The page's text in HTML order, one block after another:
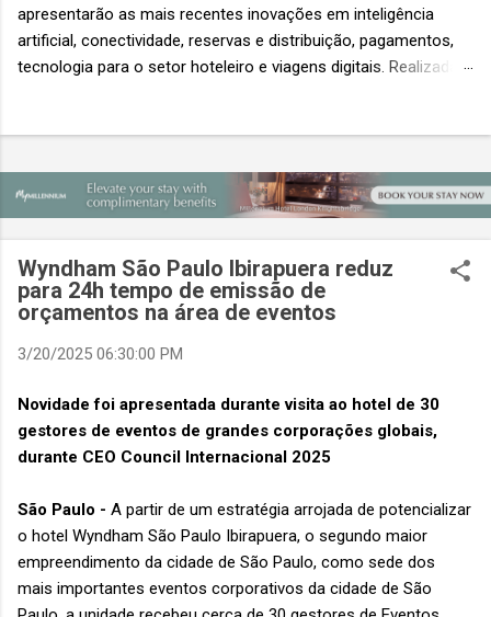
apresentarão as mais recentes inovações em inteligência
artificial, conectividade, reservas e distribuição, pagamentos,
tecnologia para o setor hoteleiro e viagens digitais. Realizada
podem acessar os três eventos simultâneos A Travel Tech
Asia 2026 retorna de 21 a 23 de outubro de 2026 no Sands
compradores para explorar as inovações que moldam o futuro
das viagens. O evento também contará com a presença de
importantes nomes do setor e debates sobre as principais
tendências que impulsionam a próxima geração da tecnologia
Wyndham São Paulo Ibirapuera reduz
para 24h tempo de emissão de
orçamentos na área de eventos
3/20/2025 06:30:00 PM
Novidade foi apresentada durante visita ao hotel de 30
gestores de eventos de grandes corporações globais,
durante CEO Council Internacional 2025
São Paulo - A partir de um estratégia arrojada de potencializar
o hotel Wyndham São Paulo Ibirapuera, o segundo maior
empreendimento da cidade de São Paulo, como sede dos
mais importantes eventos corporativos da cidade de São